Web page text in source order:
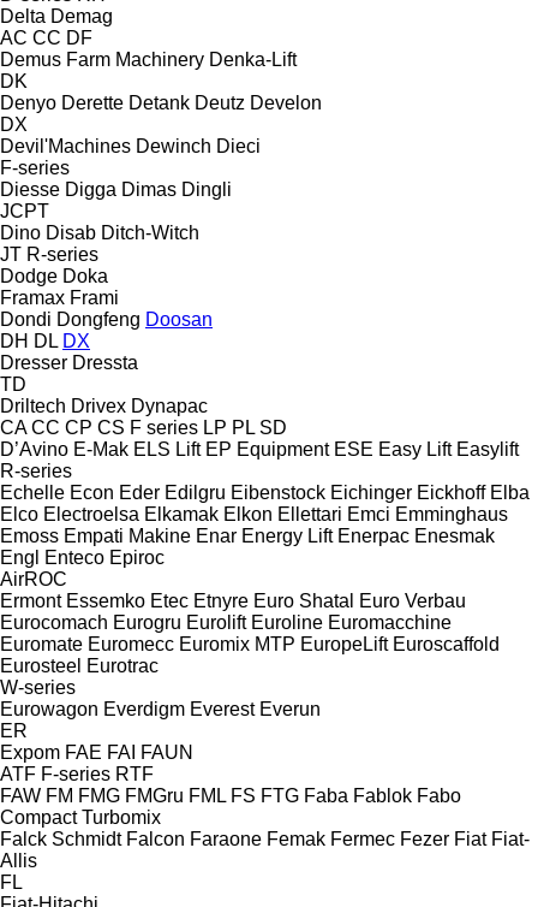
Delta Demag
AC CC DF
Demus Farm Machinery Denka-Lift
DK
Denyo Derette Detank Deutz Develon
DX
Devil'Machines Dewinch Dieci
F-series
Diesse Digga Dimas Dingli
JCPT
Dino Disab Ditch-Witch
JT R-series
Dodge Doka
Framax Frami
Dondi Dongfeng Doosan
DH DL DX
Dresser Dressta
TD
Driltech Drivex Dynapac
CA CC CP CS F series LP PL SD
D’Avino E-Mak ELS Lift EP Equipment ESE Easy Lift Easylift
R-series
Echelle Econ Eder Edilgru Eibenstock Eichinger Eickhoff Elba
Elco Electroelsa Elkamak Elkon Ellettari Emci Emminghaus
Emoss Empati Makine Enar Energy Lift Enerpac Enesmak
Engl
Enteco Epiroc
AirROC
Ermont Essemko Etec Etnyre Euro Shatal
Euro Verbau
Eurocomach Eurogru Eurolift Euroline Euromacchine
Euromate Euromecc Euromix MTP EuropeLift Euroscaffold
Eurosteel Eurotrac
W-series
Eurowagon Everdigm Everest Everun
ER
Expom FAE FAI FAUN
ATF F-series RTF
FAW FM FMG FMGru FML FS FTG Faba Fablok Fabo
Compact Turbomix
Falck Schmidt Falcon Faraone Femak Fermec Fezer Fiat Fiat-
Allis
FL